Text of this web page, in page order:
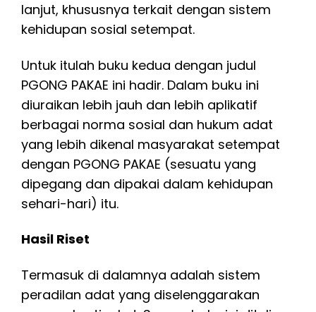
lanjut, khususnya terkait dengan sistem
kehidupan sosial setempat.
Untuk itulah buku kedua dengan judul
PGONG PAKAE ini hadir. Dalam buku ini
diuraikan lebih jauh dan lebih aplikatif
berbagai norma sosial dan hukum adat
yang lebih dikenal masyarakat setempat
dengan PGONG PAKAE (sesuatu yang
dipegang dan dipakai dalam kehidupan
sehari-hari) itu.
Hasil Riset
Termasuk di dalamnya adalah sistem
peradilan adat yang diselenggarakan